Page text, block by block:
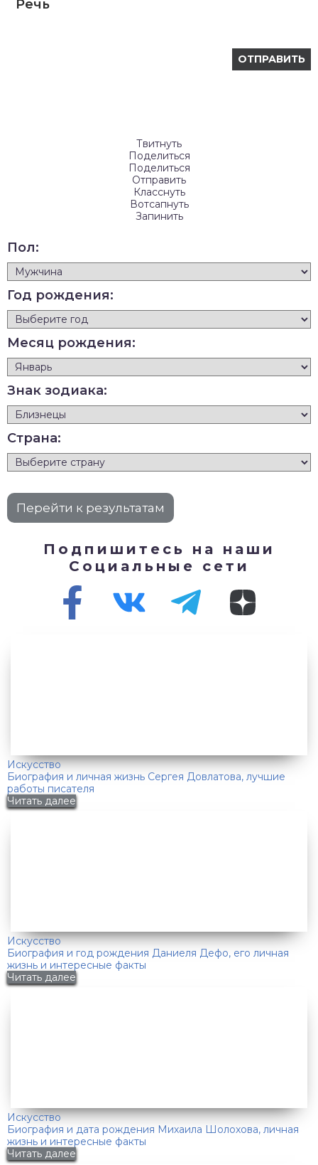
Речь
Твитнуть
Поделиться
Поделиться
Отправить
Класснуть
Вотсапнуть
Запинить
Пол:
Год рождения:
Месяц рождения:
Знак зодиака:
Страна:
Подпишитесь на наши
Социальные сети
Искусство
Биография и личная жизнь Сергея Довлатова, лучшие
работы писателя
Читать далее
Искусство
Биография и год рождения Даниеля Дефо, его личная
жизнь и интересные факты
Читать далее
Искусство
Биография и дата рождения Михаила Шолохова, личная
жизнь и интересные факты
Читать далее